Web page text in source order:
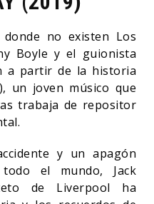
no existen Los
Boyle y el guionista
a partir de la historia
un joven músico que
trabaja de repositor
y un apagón
el mundo, Jack
de Liverpool ha